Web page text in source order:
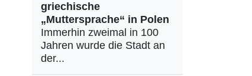
griechische
„Muttersprache“ in Polen
Immerhin zweimal in 100
Jahren wurde die Stadt an
der...